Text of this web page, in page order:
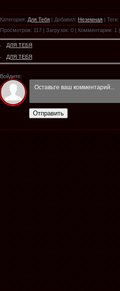
Категория: Для Тебя | Добавил: Неземная | Теги:
Просмотров: 117 | Загрузок: 0 | Комментарии: 1 |
ДЛЯ ТЕБЯ
ДЛЯ ТЕБЯ
Войдите:
Отправить